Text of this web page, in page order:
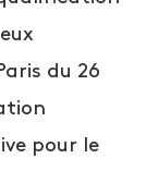
du 26
pour le